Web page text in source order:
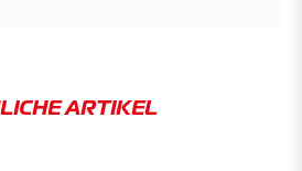
ARTIKEL